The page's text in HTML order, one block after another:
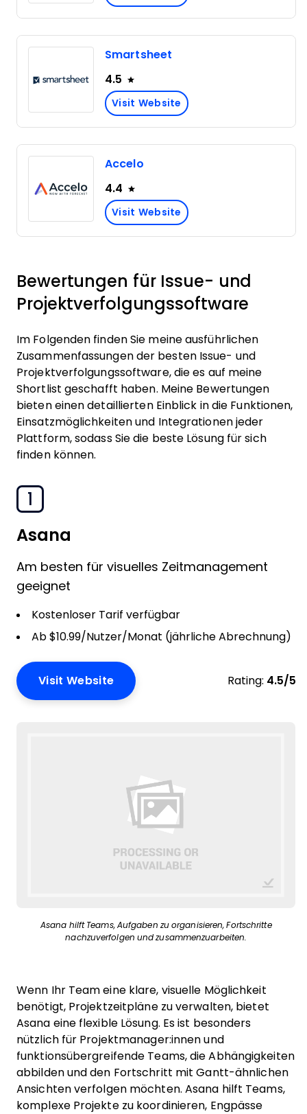
Smartsheet
4.5
Visit Website
Accelo
4.4
Visit Website
Bewertungen für Issue- und
Projektverfolgungssoftware
Im Folgenden finden Sie meine ausführlichen
Zusammenfassungen der besten Issue- und
Projektverfolgungssoftware, die es auf meine
Shortlist geschafft haben. Meine Bewertungen
bieten einen detaillierten Einblick in die Funktionen,
Einsatzmöglichkeiten und Integrationen jeder
Plattform, sodass Sie die beste Lösung für sich
finden können.
1
Asana
Am besten für visuelles Zeitmanagement
geeignet
Kostenloser Tarif verfügbar
Ab $10.99/Nutzer/Monat (jährliche Abrechnung)
Visit Website Rating: 4.5/5
Asana hilft Teams, Aufgaben zu organisieren, Fortschritte
nachzuverfolgen und zusammenzuarbeiten.
Wenn Ihr Team eine klare, visuelle Möglichkeit
benötigt, Projektzeitpläne zu verwalten, bietet
Asana eine flexible Lösung. Es ist besonders
nützlich für Projektmanager:innen und
funktionsübergreifende Teams, die Abhängigkeiten
abbilden und den Fortschritt mit Gantt-ähnlichen
Ansichten verfolgen möchten. Asana hilft Teams,
komplexe Projekte zu koordinieren, Engpässe